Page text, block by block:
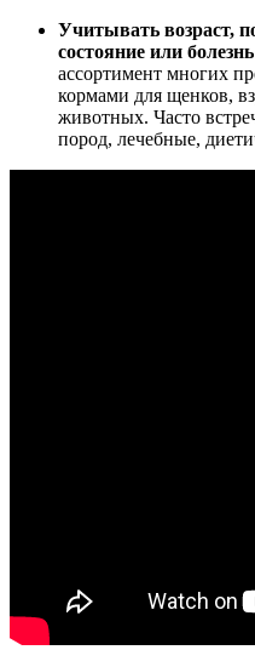
Учитывать возраст,
состояние или
ассортимент многих
кормами для щенков,
животных. Часто
пород, лечебные,